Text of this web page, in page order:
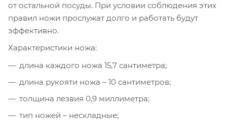
от остальной посуды. При условии соблюдения этих
правил ножи прослужат долго и работать будут
эффективно.
Характеристики ножа:
длина каждого ножа 15,7 сантиметра;
длина рукояти ножа – 10 сантиметров;
толщина лезвия 0,9 миллиметра;
тип ножей – нескладные;